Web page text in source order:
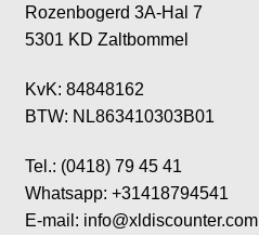
Rozenbogerd 3A-Hal 7
5301 KD Zaltbommel
KvK: 84848162
BTW: NL863410303B01
Tel.: (0418) 79 45 41
Whatsapp: +31418794541
E-mail: info@xldiscounter.com